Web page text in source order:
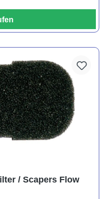
/ Scapers Flow